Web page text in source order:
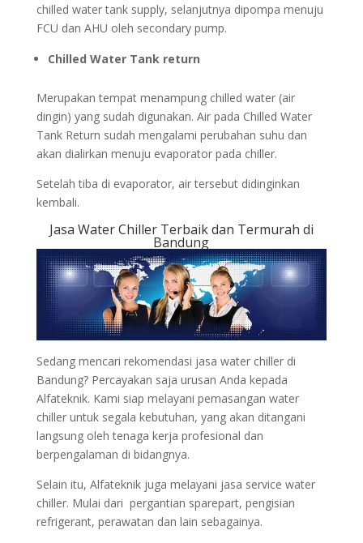
chilled water tank supply, selanjutnya dipompa menuju
FCU dan AHU oleh secondary pump.
Chilled Water Tank return
Merupakan tempat menampung chilled water (air
dingin) yang sudah digunakan. Air pada Chilled Water
Tank Return sudah mengalami perubahan suhu dan
akan dialirkan menuju evaporator pada chiller.
Setelah tiba di evaporator, air tersebut didinginkan
kembali.
Jasa Water Chiller Terbaik dan Termurah di
Bandung
Sedang mencari rekomendasi jasa water chiller di
Bandung? Percayakan saja urusan Anda kepada
Alfateknik. Kami siap melayani pemasangan water
chiller untuk segala kebutuhan, yang akan ditangani
langsung oleh tenaga kerja profesional dan
berpengalaman di bidangnya.
Selain itu, Alfateknik juga melayani jasa service water
chiller. Mulai dari pergantian sparepart, pengisian
refrigerant, perawatan dan lain sebagainya.